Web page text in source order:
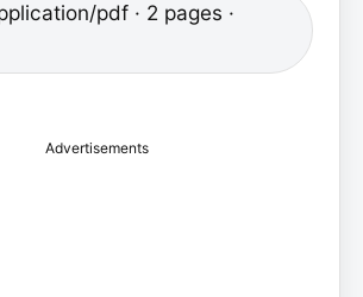
pdf · 2 pages ·
Advertisements